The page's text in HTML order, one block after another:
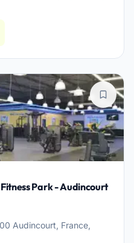
Park - Audincourt
Audincourt, France,